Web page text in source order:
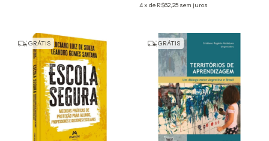
4x de R$62,25 sem juros
GRÁTIS GRÁTIS